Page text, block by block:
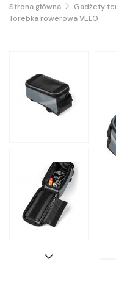
Strona główna Gadżety
Torebka rowerowa VELO